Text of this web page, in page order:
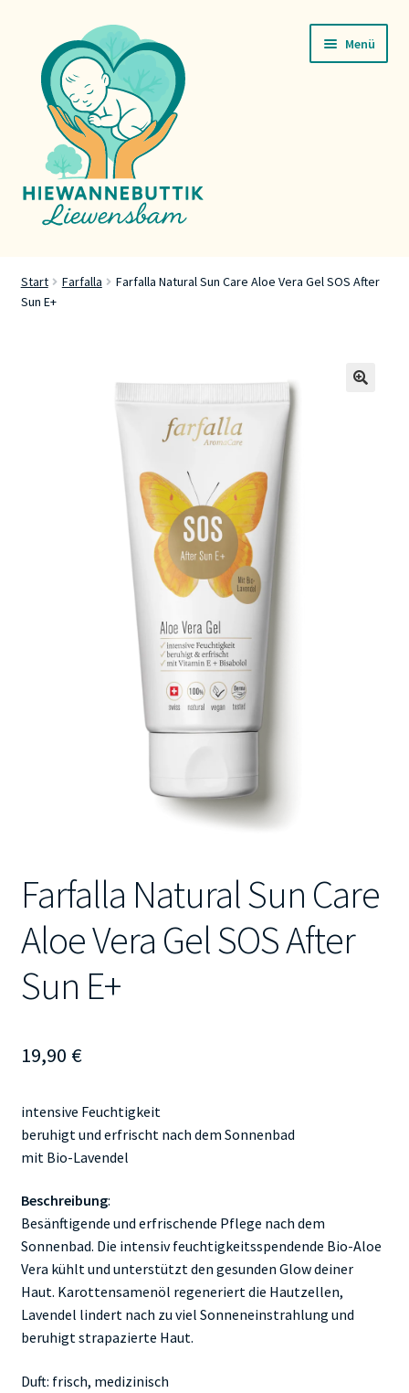
Navigation
springen
Inhalt
springen
Menü
Servicer
Start Farfalla
Farfalla Natural Sun Care Aloe Vera Gel SOS After
Sun E+
Farfalla Natural Sun Care
Aloe Vera Gel SOS After
Sun E+
19,90 €
intensive Feuchtigkeit
beruhigt und erfrischt nach dem Sonnenbad
mit Bio-Lavendel
Beschreibung:
Besänftigende und erfrischende Pflege nach dem
Sonnenbad. Die intensiv feuchtigkeitsspendende Bio-Aloe
Vera kühlt und unterstützt den gesunden Glow deiner
Haut. Karottensamenöl regeneriert die Hautzellen,
Lavendel lindert nach zu viel Sonneneinstrahlung und
beruhigt strapazierte Haut.
Duft: frisch, medizinisch